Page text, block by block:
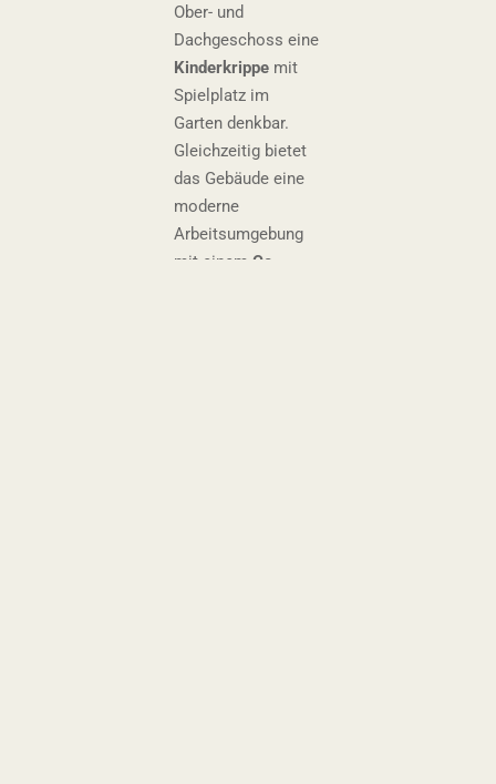
Ober- und
Dachgeschoss eine
Kinderkrippe mit
Spielplatz im
Garten denkbar.
Gleichzeitig bietet
das Gebäude eine
moderne
Arbeitsumgebung
mit einem Co-